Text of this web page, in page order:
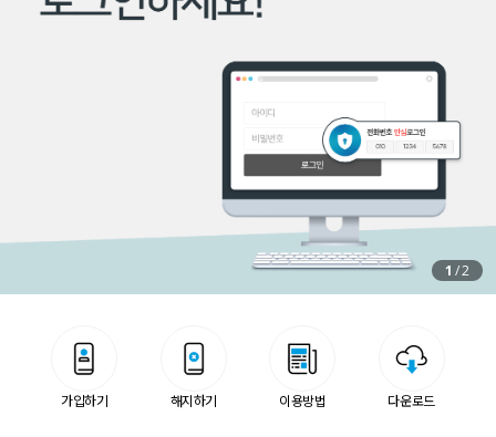
1 /2
가입하기 해지하기 이용방법 다운로드